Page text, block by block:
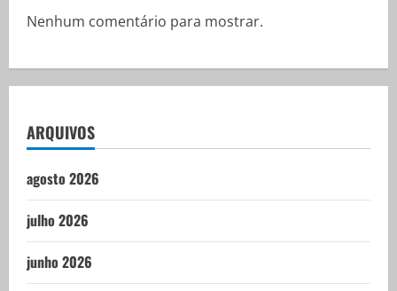
Nenhum comentário para mostrar.
ARQUIVOS
agosto 2026
julho 2026
junho 2026